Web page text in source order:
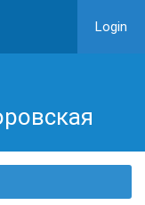
Login